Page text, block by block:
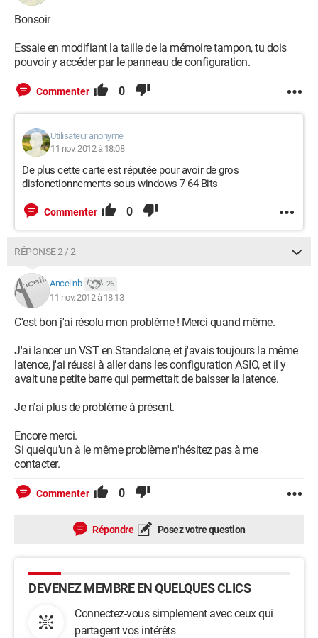
Bonsoir
Essaie en modifiant la taille de la mémoire tampon, tu dois
pouvoir y accéder par le panneau de configuration.
Commenter 0
Utilisateur anonyme
11 nov. 2012 à 18:08
De plus cette carte est réputée pour avoir de gros
disfonctionnements sous windows 7 64 Bits
Commenter 0
RÉPONSE 2 / 2
Ancelinb 26
11 nov. 2012 à 18:13
C'est bon j'ai résolu mon problème ! Merci quand même.
J'ai lancer un VST en Standalone, et j'avais toujours la même
latence, j'ai réussi à aller dans les configuration ASIO, et il y
avait une petite barre qui permettait de baisser la latence.
Je n'ai plus de problème à présent.
Encore merci.
Si quelqu'un à le même problème n'hésitez pas à me
contacter.
Commenter 0
Répondre Posez votre question
DEVENEZ MEMBRE EN QUELQUES CLICS
Connectez-vous simplement avec ceux qui
partagent vos intérêts